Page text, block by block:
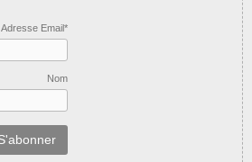
Adresse Email*
Nom